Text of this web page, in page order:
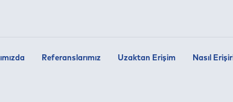
Referanslarımız Uzaktan Erişim Nasıl